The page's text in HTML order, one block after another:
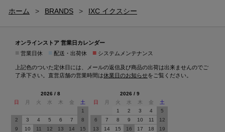
ホーム > BRANDS > IXC イクスシー
オンラインストア 営業日カレンダー
営業日休 配送・出荷休 ■ システムメンテナンス
上記色のついた定休日には、メールの返信及び商品の出荷は出来ませんのでご
了承下さい。直営店舗の営業時間は休業日のお知らせをご覧ください。
2026 / 8
日
月 火 水 木 金
土
1
2
3 4 5 6 7
8
9
10 11 12 13 14
15
2026 / 9
日
月 火 水 木 金
土
1
2 3 4
5
6
7 8 9 10 11
12
13
14 15 16 17 18
19